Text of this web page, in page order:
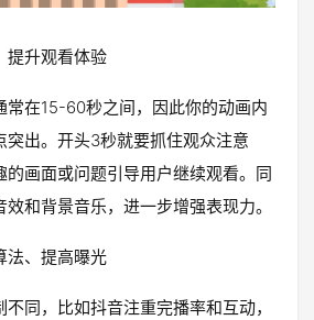
提升观看体验
常在15-60秒之间，因此你的动画内
突出。开头3秒就要抓住观众注意
的画面或问题引导用户继续观看。同
和背景音乐，进一步增强表现力。
法、提高曝光
同，比如抖音注重完播率和互动，